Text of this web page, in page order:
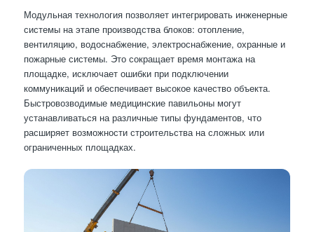
Модульная технология позволяет интегрировать инженерные
системы на этапе производства блоков: отопление,
вентиляцию, водоснабжение, электроснабжение, охранные и
пожарные системы. Это сокращает время монтажа на
площадке, исключает ошибки при подключении
коммуникаций и обеспечивает высокое качество объекта.
Быстровозводимые медицинские павильоны могут
устанавливаться на различные типы фундаментов, что
расширяет возможности строительства на сложных или
ограниченных площадках.